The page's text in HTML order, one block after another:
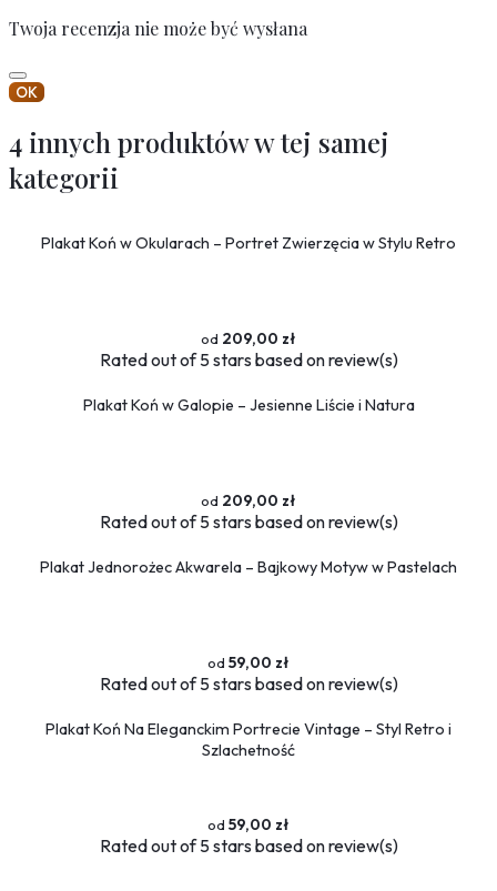
Twoja recenzja nie może być wysłana
OK
4 innych produktów w tej samej
kategorii
Plakat Koń w Okularach – Portret Zwierzęcia w Stylu Retro
209,00 zł
Ratedout of 5 stars based onreview(s)
Plakat Koń w Galopie – Jesienne Liście i Natura
209,00 zł
Ratedout of 5 stars based onreview(s)
Plakat Jednorożec Akwarela – Bajkowy Motyw w Pastelach
59,00 zł
Ratedout of 5 stars based onreview(s)
Plakat Koń Na Eleganckim Portrecie Vintage – Styl Retro i
Szlachetność
59,00 zł
Ratedout of 5 stars based onreview(s)